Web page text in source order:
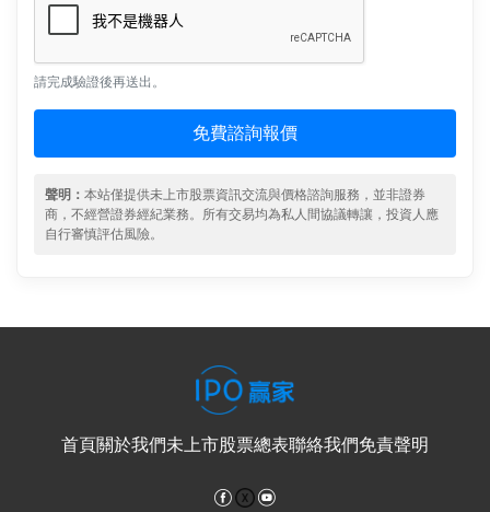
請完成驗證後再送出。
免費諮詢報價
聲明： 本站僅提供未上市股票資訊交流與價格諮詢服務，並非證券
商，不經營證券經紀業務。所有交易均為私人間協議轉讓，投資人應
自行審慎評估風險。
首頁關於我們未上市股票總表聯絡我們免責聲明
Facebook